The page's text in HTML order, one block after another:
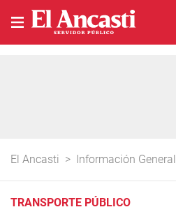
El Ancasti > Información General
TRANSPORTE PÚBLICO